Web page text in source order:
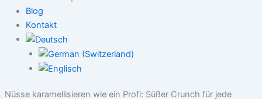
Blog
Kontakt
Nüsse karamellisieren wie ein Profi: Süßer Crunch für jede